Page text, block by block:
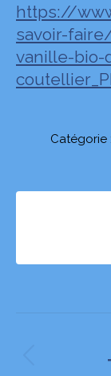
https://
savoir-
vanille-bio-
Catégorie :